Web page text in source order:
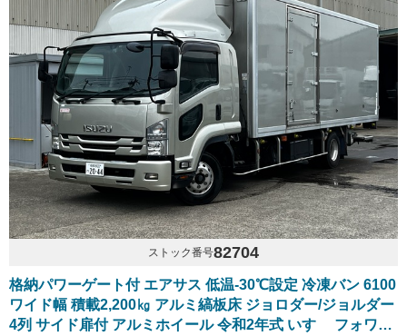
ストック番号82704
格納パワーゲート付 エアサス 低温-30℃設定 冷凍バン 6100
ワイド幅 積載2,200㎏ アルミ縞板床 ジョロダー/ジョルダー
4列 サイド扉付 アルミホイール 令和2年式 いすゞ フォワー